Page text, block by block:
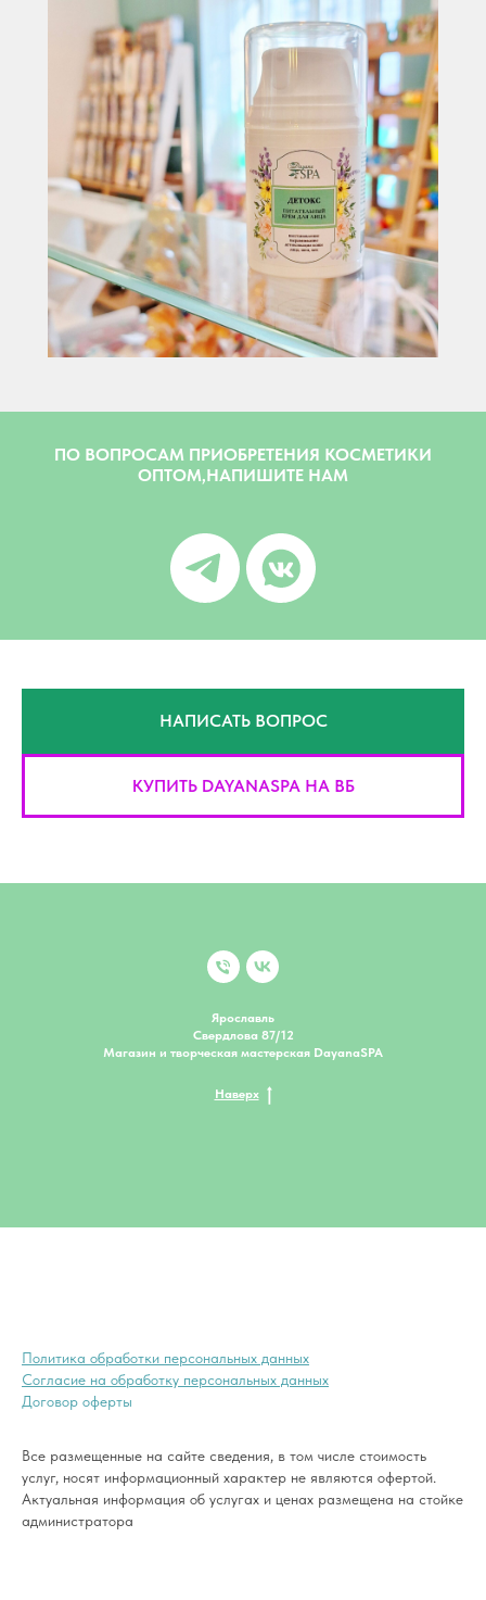
ПО ВОПРОСАМ ПРИОБРЕТЕНИЯ КОСМЕТИКИ
ОПТОМ,НАПИШИТЕ НАМ
НАПИСАТЬ ВОПРОС
КУПИТЬ DAYANASPA НА ВБ
Ярославль
Свердлова 87/12
Магазин и творческая мастерская DayanaSPA
Наверх
Политика обработки персональных данных
Согласие на обработку персональных данных
Договор оферты
Все размещенные на сайте сведения, в том числе стоимость
услуг, носят информационный характер не являются офертой.
Актуальная информация об услугах и ценах размещена на стойке
администратора